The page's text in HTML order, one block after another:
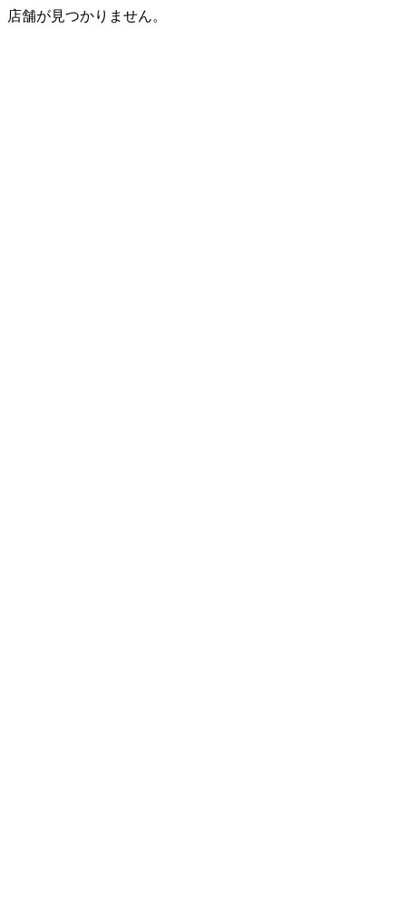
店舗が見つかりません。